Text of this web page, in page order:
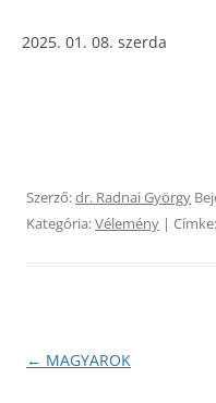
01. 08. szerda
Szerző:dr. Radnai György
Kategória:Vélemény | Címke:
Bejegyzés
← MAGYAROK